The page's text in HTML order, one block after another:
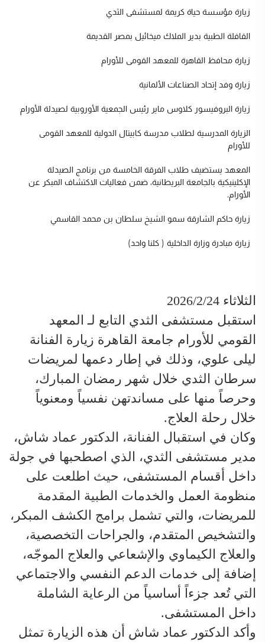
زيارة مؤسسة حياة كريمة لمستشفى الثدي
القافلة الطبية بدير الملاك ميخائيل بمصر القديمة
زيارة محافظ القاهرة للمعهد القومى للأورام
زيارة وفد إتحاد الصناعات الألمانية
زيارة البروفيسور كلاوس ماير رئيس الجمعية الأوروبية لصيدلة الأورام
الزيارة المدرسية لطلاب مدرسة كابيتال الدولية للمعهد القومى
للأورام
المعهد يستضيف طلاب الفرقة الخامسة من برنامج الصيدلة
الإكلينيكية بالجامعة البريطانية، ضمن فعاليات الاكتشاف المبكر عن
الأورام.
زيارة حاكم الشارقة سمو الشيخ سلطان بن محمد القاسمي
زيارة مبادرة وزارة الداخلية ( كلنا واحد)
الثلاثاء 2026/2/24
استقبل مستشفى الثدي التابع لـ المعهد
القومي للأورام جامعة القاهرة زيارة الفنانة
ليلى علوي، وذلك في إطار دعمها لمريضات
سرطان الثدي خلال شهر رمضان المبارك،
وحرصاً منها على مساندتهن نفسياً ومعنوياً
خلال رحلة العلاج.
وكان في استقبال الفنانة، الدكتور عماد شاش،
مدير مستشفى الثدي، الذي اصطحبها في جولة
داخل أقسام المستشفى، حيث اطلعت على
منظومة العمل والخدمات الطبية المقدمة
للمريضات، والتي تشمل برامج الكشف المبكر،
والتشخيص المتقدم، والجراحات التخصصية،
والعلاج الكيماوي والإشعاعي والعلاج الموجّه،
إضافة إلى خدمات الدعم النفسي والاجتماعي
التي تُعد جزءاً أساسياً من الرعاية الشاملة
داخل المستشفى.
وأكد الدكتور عماد شاش أن هذه الزيارة تمثل